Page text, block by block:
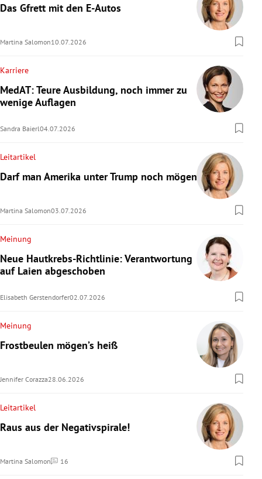
Das Gfrett mit den E-Autos
Martina Salomon10.07.2026
Karriere
MedAT: Teure Ausbildung, noch immer zu
wenige Auflagen
Sandra Baierl04.07.2026
Leitartikel
Darf man Amerika unter Trump noch mögen?
Martina Salomon03.07.2026
Meinung
Neue Hautkrebs-Richtlinie: Verantwortung
auf Laien abgeschoben
Elisabeth Gerstendorfer02.07.2026
Meinung
Frostbeulen mögen’s heiß
Jennifer Corazza28.06.2026
Leitartikel
Raus aus der Negativspirale!
Martina Salomon 16
Kommentare